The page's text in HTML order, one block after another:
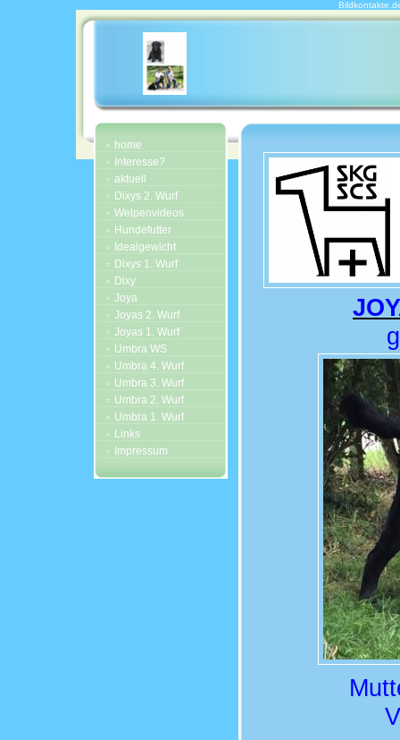
home
Interesse?
aktuell
Dixys 2. Wurf
Welpenvideos
Hundefutter
Idealgewicht
Dixys 1. Wurf
Dixy
Joya
Joyas 2. Wurf
Joyas 1. Wurf
Umbra WS
Umbra 4. Wurf
Umbra 3. Wurf
Umbra 2. Wurf
Umbra 1. Wurf
Links
Impressum